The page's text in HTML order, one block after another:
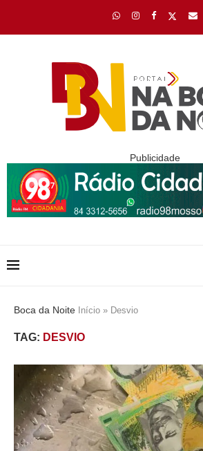
Publicidade
Boca da Noite Início » Desvio
TAG: DESVIO